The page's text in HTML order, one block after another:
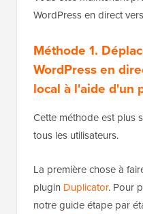
WordPress en direct
Méthode 1.
WordPress en
local à l'aide d'un
Cette méthode est plus
tous les utilisateurs.
La première chose à
plugin Duplicator. Pour
notre guide étape par